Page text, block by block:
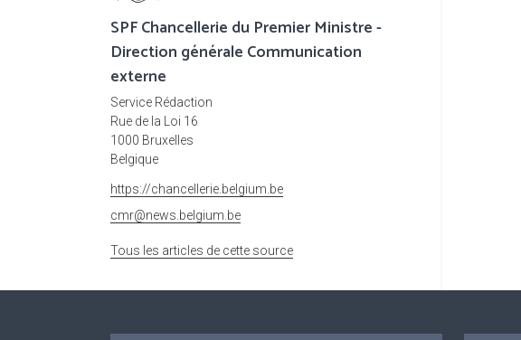
SPF Chancellerie du Premier Ministre -
Direction générale Communication
externe
Service Rédaction
Rue de la Loi 16
1000 Bruxelles
Belgique
https://chancellerie.belgium.be
cmr@news.belgium.be
Tous les articles de cette source